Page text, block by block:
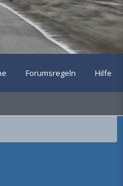
Forumsregeln Hilfe